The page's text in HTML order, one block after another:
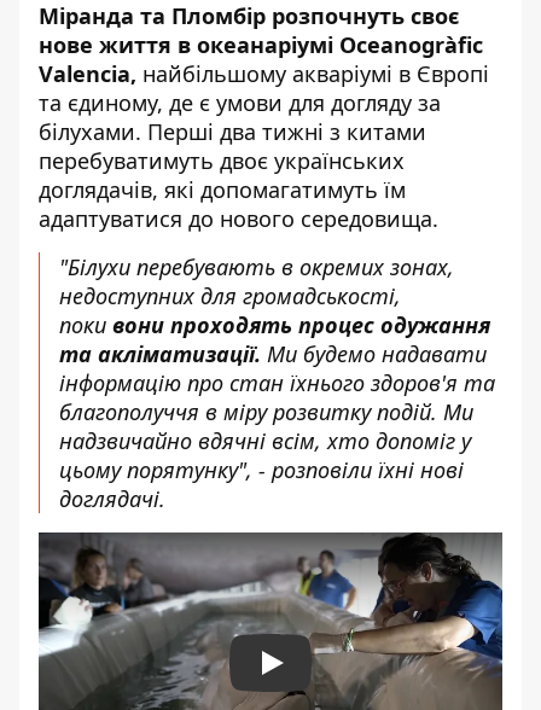
Міранда та Пломбір розпочнуть своє
нове життя в океанаріумі Oceanogràfic
Valencia, найбільшому акваріумі в Європі
та єдиному, де є умови для догляду за
білухами. Перші два тижні з китами
перебуватимуть двоє українських
доглядачів, які допомагатимуть їм
адаптуватися до нового середовища.
"Білухи перебувають в окремих зонах,
недоступних для громадськості,
поки вони проходять процес одужання
та акліматизації. Ми будемо надавати
інформацію про стан їхнього здоров'я та
благополуччя в міру розвитку подій. Ми
надзвичайно вдячні всім, хто допоміг у
цьому порятунку", - розповіли їхні нові
доглядачі.
Play